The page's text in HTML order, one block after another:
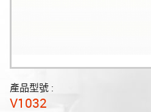
產品型號 :
V1032